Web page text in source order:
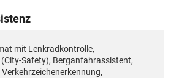
mit Lenkradkontrolle,
Safety), Berganfahrassistent,